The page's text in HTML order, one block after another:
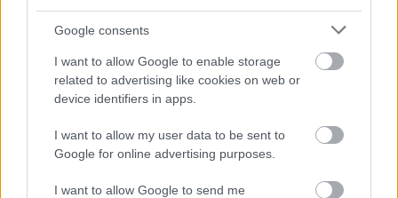
Google consents
I want to allow Google to enable storage
related to advertising like cookies on web or
device identifiers in apps.
I want to allow my user data to be sent to
Google for online advertising purposes.
I want to allow Google to send me
kisméretű HTPC, illetve brutális
tápegység a láthatáron
Jönnek a G.Skill RipJaws 4 DDR4-
es memóriái
G.Skill: 64 GB DDR3-as memória
2400 MHz-en, négycsatornában